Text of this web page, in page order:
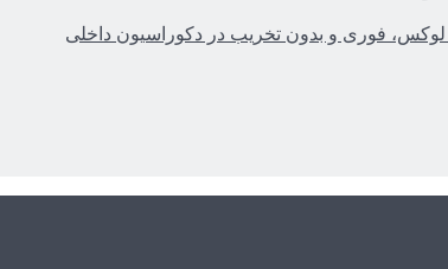
لوکس، فوری و بدون تخریب در دکوراسیون داخلی